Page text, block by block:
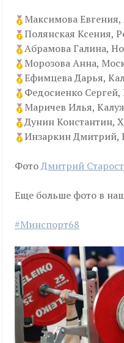
Максимова Евгения,
Полянская Ксения,
Абрамова Галина,
Морозова Анна,
Ефимцева Дарья,
Федосиенко Сергей,
Маричев Илья,
Дунин Константин,
Инзаркин Дмитрий,
ФотоДмитрий
Еще больше фото в
#Минспорт68